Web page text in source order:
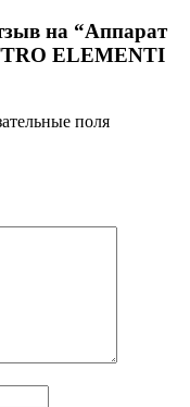
на “Аппарат
ELEMENTI
поля